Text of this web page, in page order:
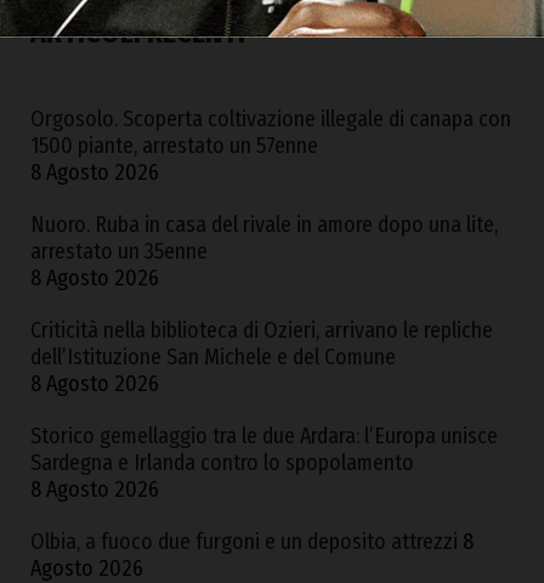
ARTICOLI RECENTI
Orgosolo. Scoperta coltivazione illegale di canapa con
1500 piante, arrestato un 57enne
8 Agosto 2026
Nuoro. Ruba in casa del rivale in amore dopo una lite,
arrestato un 35enne
8 Agosto 2026
Criticità nella biblioteca di Ozieri, arrivano le repliche
dell’Istituzione San Michele e del Comune
8 Agosto 2026
Storico gemellaggio tra le due Ardara: l’Europa unisce
Sardegna e Irlanda contro lo spopolamento
8 Agosto 2026
Olbia, a fuoco due furgoni e un deposito attrezzi 8
Agosto 2026